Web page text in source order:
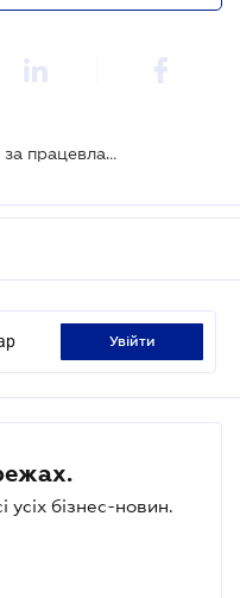
Компенсація ЄСВ роботодавцям за працевлаштування на нові робочі місця: постанова Уряду
увійти
усіх бізнес-новин.